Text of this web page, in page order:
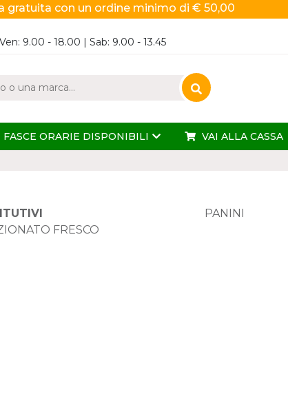
gratuita con un ordine minimo di € 50,00
9.00 - 18.00 | Sab: 9.00 - 13.45
FASCE ORARIE DISPONIBILI VAI ALLA CASSA
FRESCO
PANINI